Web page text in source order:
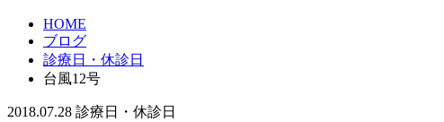
HOME
ブログ
診療日・休診日
台風12号
2018.07.28 診療日・休診日